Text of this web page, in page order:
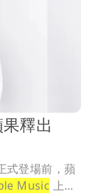
釋出
式登場前，蘋
Music 上推